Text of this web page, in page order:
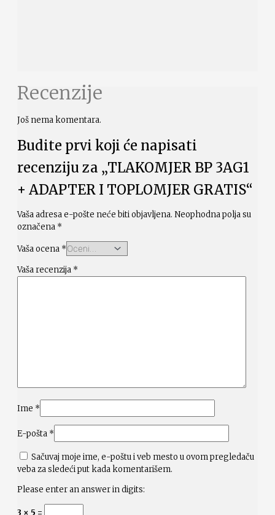
Recenzije
Još nema komentara.
Budite prvi koji će napisati
recenziju za „TLAKOMJER BP 3AG1
+ ADAPTER I TOPLOMJER GRATIS“
Vaša adresa e-pošte neće biti objavljena. Neophodna polja su
označena *
Vaša ocena *
Vaša recenzija *
Ime *
E-pošta *
Sačuvaj moje ime, e-poštu i veb mesto u ovom pregledaču
veba za sledeći put kada komentarišem.
Please enter an answer in digits:
3 × 5 =